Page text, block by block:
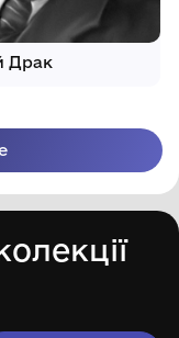
Драк